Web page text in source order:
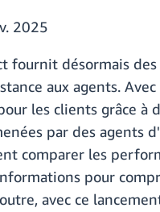
2025
fournit désormais
aux agents.
les clients grâce à
par des agents
comparer les
pour
avec ce